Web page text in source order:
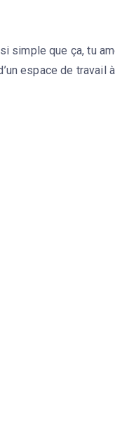
simple que ça, tu
espace de travail